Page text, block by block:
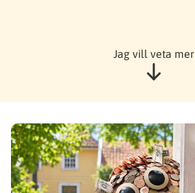
Jag vill veta mer